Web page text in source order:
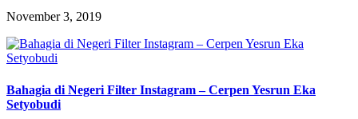
November 3, 2019
Bahagia di Negeri Filter Instagram – Cerpen Yesrun Eka
Setyobudi